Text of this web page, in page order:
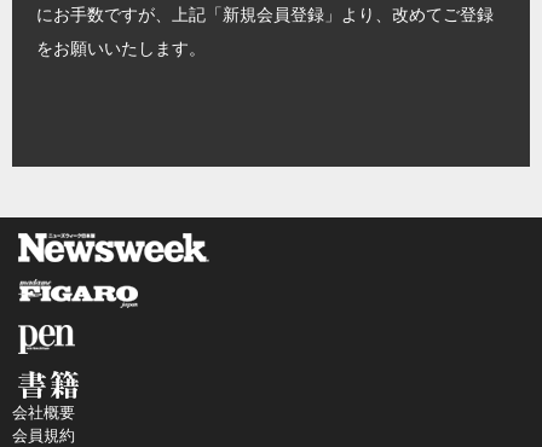
にお手数ですが、上記「新規会員登録」より、改めてご登録
をお願いいたします。
会社概要
会員規約